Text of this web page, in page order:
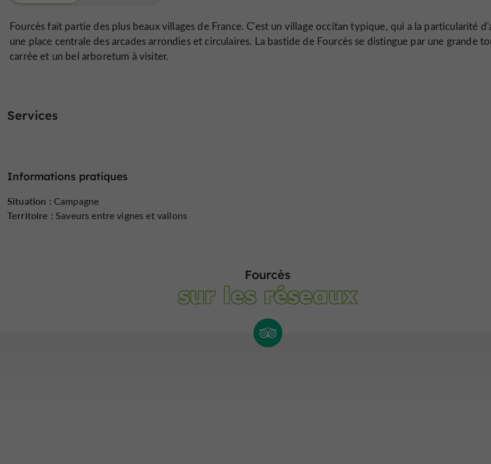
Fourcès fait partie des plus beaux villages de France. C'est un village occitan typique, qui a la particularité
une place centrale des arcades arrondies et circulaires. La bastide de Fourcès se distingue par une grande
carrée et un bel arboretum à visiter.
Services
Informations pratiques
Situation : Campagne
Territoire : Saveurs entre vignes et vallons
Fourcès
sur les réseaux